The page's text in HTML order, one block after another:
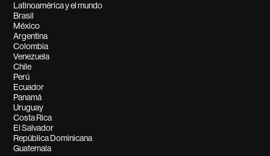
Latinoamérica y el mundo
Brasil
México
Argentina
Colombia
Venezuela
Chile
Perú
Ecuador
Panamá
Uruguay
Costa Rica
El Salvador
República Dominicana
Guatemala